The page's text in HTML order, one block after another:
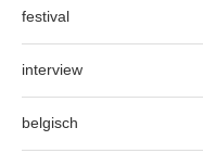
festival
interview
belgisch